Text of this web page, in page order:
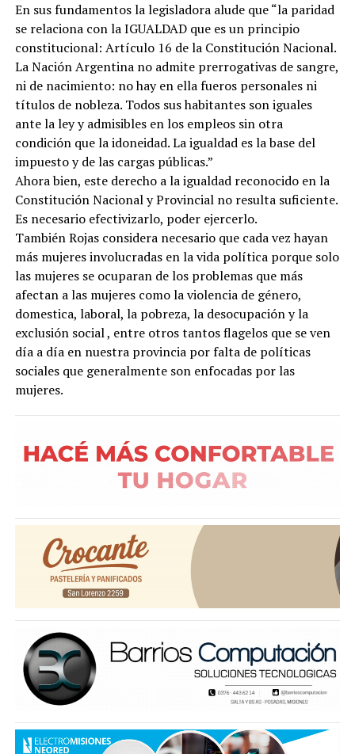
En sus fundamentos la legisladora alude que “la paridad
se relaciona con la IGUALDAD que es un principio
constitucional: Artículo 16 de la Constitución Nacional.
La Nación Argentina no admite prerrogativas de sangre,
ni de nacimiento: no hay en ella fueros personales ni
títulos de nobleza. Todos sus habitantes son iguales
ante la ley y admisibles en los empleos sin otra
condición que la idoneidad. La igualdad es la base del
impuesto y de las cargas públicas.”
Ahora bien, este derecho a la igualdad reconocido en la
Constitución Nacional y Provincial no resulta suficiente.
Es necesario efectivizarlo, poder ejercerlo.
También Rojas considera necesario que cada vez hayan
más mujeres involucradas en la vida política porque solo
las mujeres se ocuparan de los problemas que más
afectan a las mujeres como la violencia de género,
domestica, laboral, la pobreza, la desocupación y la
exclusión social , entre otros tantos flagelos que se ven
día a día en nuestra provincia por falta de políticas
sociales que generalmente son enfocadas por las
mujeres.